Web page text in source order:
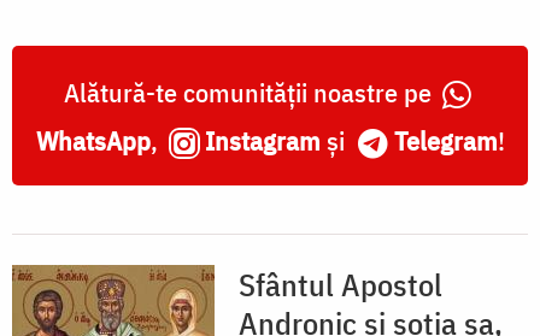
Alătură-te comunității noastre pe
WhatsApp, Instagram și Telegram!
Sfântul Apostol
Andronic și soția sa,